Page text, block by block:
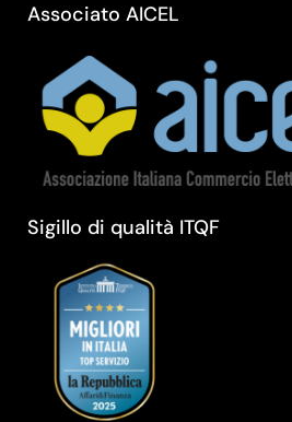
Associato AICEL
Sigillo di qualità ITQF